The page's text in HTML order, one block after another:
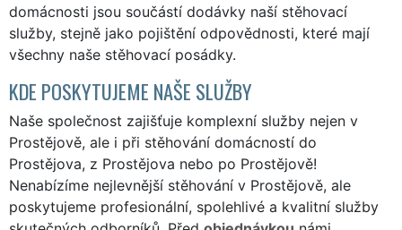
domácnosti jsou součástí dodávky naší stěhovací
služby, stejně jako pojištění odpovědnosti, které mají
všechny naše stěhovací posádky.
KDE POSKYTUJEME NAŠE SLUŽBY
Naše společnost zajišťuje komplexní služby nejen v
Prostějově, ale i při stěhování domácností do
Prostějova, z Prostějova nebo po Prostějově!
Nenabízíme nejlevnější stěhování v Prostějově, ale
poskytujeme profesionální, spolehlivé a kvalitní služby